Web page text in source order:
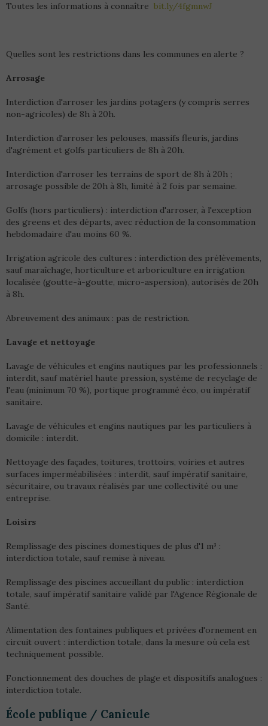
Toutes les informations à connaître bit.ly/4fgmnwJ
Quelles sont les restrictions dans les communes en alerte ?
Arrosage
Interdiction d'arroser les jardins potagers (y compris serres
non-agricoles) de 8h à 20h.
Interdiction d'arroser les pelouses, massifs fleuris, jardins
d'agrément et golfs particuliers de 8h à 20h.
Interdiction d'arroser les terrains de sport de 8h à 20h ;
arrosage possible de 20h à 8h, limité à 2 fois par semaine.
Golfs (hors particuliers) : interdiction d'arroser, à l'exception
des greens et des départs, avec réduction de la consommation
hebdomadaire d'au moins 60 %.
Irrigation agricole des cultures : interdiction des prélèvements,
sauf maraîchage, horticulture et arboriculture en irrigation
localisée (goutte-à-goutte, micro-aspersion), autorisés de 20h
à 8h.
Abreuvement des animaux : pas de restriction.
Lavage et nettoyage
Lavage de véhicules et engins nautiques par les professionnels :
interdit, sauf matériel haute pression, système de recyclage de
l'eau (minimum 70 %), portique programmé éco, ou impératif
sanitaire.
Lavage de véhicules et engins nautiques par les particuliers à
domicile : interdit.
Nettoyage des façades, toitures, trottoirs, voiries et autres
surfaces imperméabilisées : interdit, sauf impératif sanitaire,
sécuritaire, ou travaux réalisés par une collectivité ou une
entreprise.
Loisirs
Remplissage des piscines domestiques de plus d'1 m³ :
interdiction totale, sauf remise à niveau.
Remplissage des piscines accueillant du public : interdiction
totale, sauf impératif sanitaire validé par l'Agence Régionale de
Santé.
Alimentation des fontaines publiques et privées d'ornement en
circuit ouvert : interdiction totale, dans la mesure où cela est
techniquement possible.
Fonctionnement des douches de plage et dispositifs analogues :
interdiction totale.
École publique / Canicule